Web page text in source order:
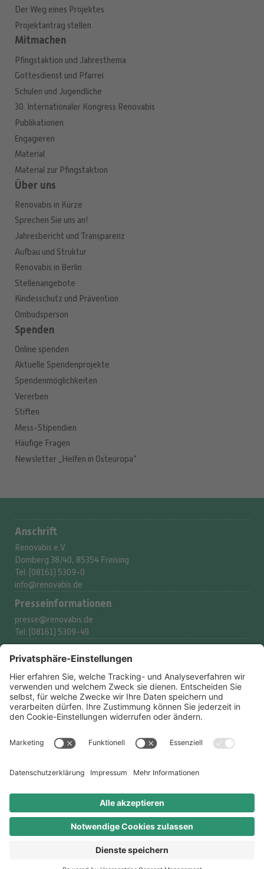
Der Weg eines Projektes
Projektantrag stellen
Mitmachen
Pfingstaktion und Jahresthema
Gottesdienst und Pfarrei
Schulen und Jugendliche
30. Internationaler Kongress Renovabis
Publikationen
Engagieren
Material
Material zur Pfingstaktion
Über uns
Renovabis in Kürze
Sprechen Sie uns an!
Jahresbericht und Transparenz
Aufbau und Struktur
Renovabis in Berlin
Stellenangebote
Kindesschutz und Prävention
Ombudsperson
Spenden
Online spenden
Aktuelle Spendenprojekte
Spendenmöglichkeiten
Vererben
Stiften
Mess-Stipendien
Häufige Fragen
Newsletter „Helfen in Osteuropa“
Anschrift
Renovabis e.V.
Domberg 38/40, 85354 Freising
Tel: (08161) 5309-0
info@renovabis.de
Presse­informationen
presse@renovabis.de
Tel: (08161) 5309-49
spenden@renovabis.de
Tel: (08161) 5309-53
Spendenkonto
IBAN:DE24 7509 03000002 2117 77
LIGA Bank eG
Datenschutzerklärung
Ombudsperson